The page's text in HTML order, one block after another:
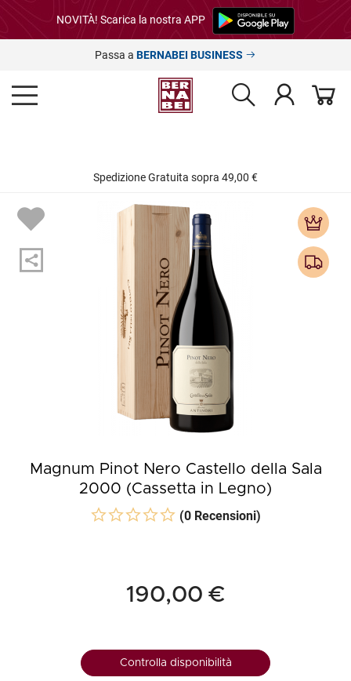
NOVITÀ! Scarica la nostra APP
Passa a BERNABEI BUSINESS
Spedizione Gratuita sopra 49,00 €
Magnum Pinot Nero Castello della Sala
2000 (Cassetta in Legno)
(0 Recensioni)
190,00 €
Controlla disponibilità